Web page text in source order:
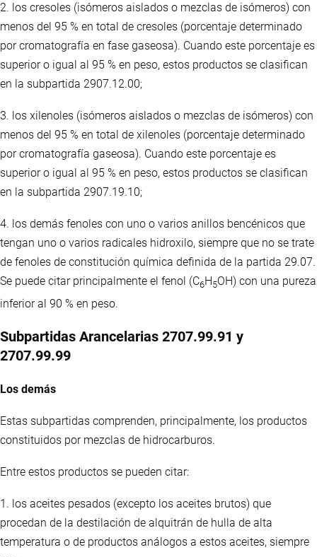
2. los cresoles (isómeros aislados o mezclas de isómeros) con
menos del 95 % en total de cresoles (porcentaje determinado
por cromatografía en fase gaseosa). Cuando este porcentaje es
superior o igual al 95 % en peso, estos productos se clasifican
en la subpartida 2907.12.00;
3. los xilenoles (isómeros aislados o mezclas de isómeros) con
menos del 95 % en total de xilenoles (porcentaje determinado
por cromatografía gaseosa). Cuando este porcentaje es
superior o igual al 95 % en peso, estos productos se clasifican
en la subpartida 2907.19.10;
4. los demás fenoles con uno o varios anillos bencénicos que
tengan uno o varios radicales hidroxilo, siempre que no se trate
de fenoles de constitución química definida de la partida 29.07.
Se puede citar principalmente el fenol (C6H 5OH) con una pureza
inferior al 90 % en peso.
Subpartidas Arancelarias 2707.99.91 y
2707.99.99
Los demás
Estas subpartidas comprenden, principalmente, los productos
constituidos por mezclas de hidrocarburos.
Entre estos productos se pueden citar:
1. los aceites pesados (excepto los aceites brutos) que
procedan de la destilación de alquitrán de hulla de alta
temperatura o de productos análogos a estos aceites, siempre